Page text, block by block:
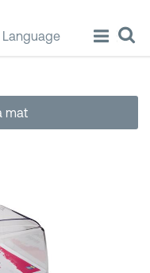
Language
mat